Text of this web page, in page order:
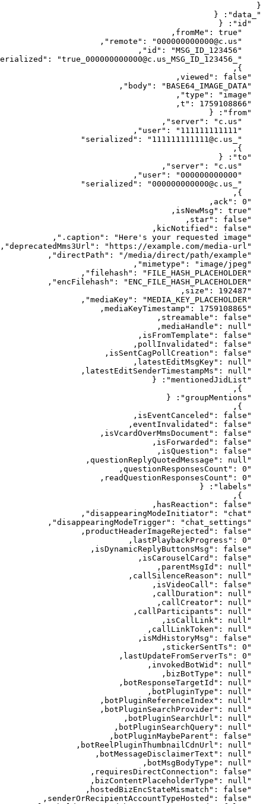
{
"
"
:
{
"
id
"
:
{
"
fromMe " : true
,
"
remote " : "000000000000@c.us
"
,
"
id " : "MSG_ID_123456
"
,
"
" : "true_000000000000@c.us_MSG_ID_123456
}
,
"
viewed " : false
,
"
body" : " BASE64_IMAGE_DATA
"
,
"
type " : " image
"
,
"
t " : 1759108866
,
"
from
"
:
{
"
server" : " c.us
"
,
"
user" : " 111111111111
"
,
"
" : " 111111111111@c.us
"
}
,
"
to
"
:
{
"
server" : " c.us
"
,
"
user" : "000000000000
"
,
"
" : "000000000000@c.us
"
}
,
"
ack " : 0
,
"
isNewMsg " : true
,
"
star" : false
,
"
kicNotified " : false
,
"
caption " : "Here's your requested image.
"
,
"
deprecatedMms3Url " : " https://example.com/media-url
"
,
"
directPath " : " /media/direct/path/example
"
,
"
mimetype " : " image/jpeg
"
,
"
filehash " : " FILE_HASH_PLACEHOLDER
"
,
"
encFilehash " : " ENC_FILE_HASH_PLACEHOLDER
"
,
"
size " : 192487
,
"
mediaKey" : "MEDIA_KEY_PLACEHOLDER
"
,
"
mediaKeyTimestamp " : 1759108865
,
"
streamable " : false
,
"
mediaHandle " : null
,
"
isFromTemplate " : false
,
"
pollInvalidated " : false
,
"
isSentCagPollCreation " : false
,
"
latestEditMsgKey" : null
,
"
latestEditSenderTimestampMs " : null
,
"
mentionedJidList
"
:
{
}
,
"
groupMentions
"
:
{
}
,
"
isEventCanceled " : false
,
"
eventInvalidated " : false
,
"
isVcardOverMmsDocument " : false
,
"
isForwarded " : false
,
"
isQuestion " : false
,
"
questionReplyQuotedMessage " : null
,
"
questionResponsesCount " : 0
,
"
readQuestionResponsesCount " : 0
,
"
labels
"
:
{
}
,
"
hasReaction " : false
,
"
disappearingModeInitiator" : " chat
"
,
"
disappearingModeTrigger" : " chat_settings
"
,
"
productHeaderImageRejected " : false
,
"
lastPlaybackProgress " : 0
,
"
isDynamicReplyButtonsMsg " : false
,
"
isCarouselCard " : false
,
"
parentMsgId " : null
,
"
callSilenceReason " : null
,
"
isVideoCall " : false
,
"
callDuration " : null
,
"
callCreator" : null
,
"
callParticipants " : null
,
"
isCallLink " : null
,
"
callLinkToken " : null
,
"
isMdHistoryMsg " : false
,
"
stickerSentTs " : 0
,
"
lastUpdateFromServerTs " : 0
,
"
invokedBotWid " : null
,
"
bizBotType " : null
,
"
botResponseTargetId " : null
,
"
botPluginType " : null
,
"
botPluginReferenceIndex " : null
,
"
botPluginSearchProvider" : null
,
"
botPluginSearchUrl " : null
,
"
botPluginSearchQuery" : null
,
"
botPluginMaybeParent " : false
,
"
botReelPluginThumbnailCdnUrl " : null
,
"
botMessageDisclaimerText " : null
,
"
botMsgBodyType " : null
,
"
requiresDirectConnection " : false
,
"
bizContentPlaceholderType " : null
,
"
hostedBizEncStateMismatch " : false
,
"
senderOrRecipientAccountTypeHosted " : false
,